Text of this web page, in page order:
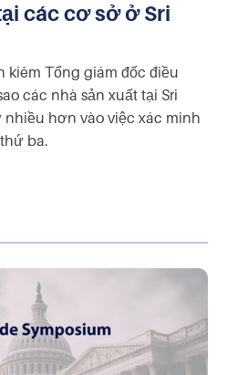
các cơ sở ở Sri
kiêm Tổng giám đốc điều
các nhà sản xuất tại Sri
nhiều hơn vào việc xác minh
ba.